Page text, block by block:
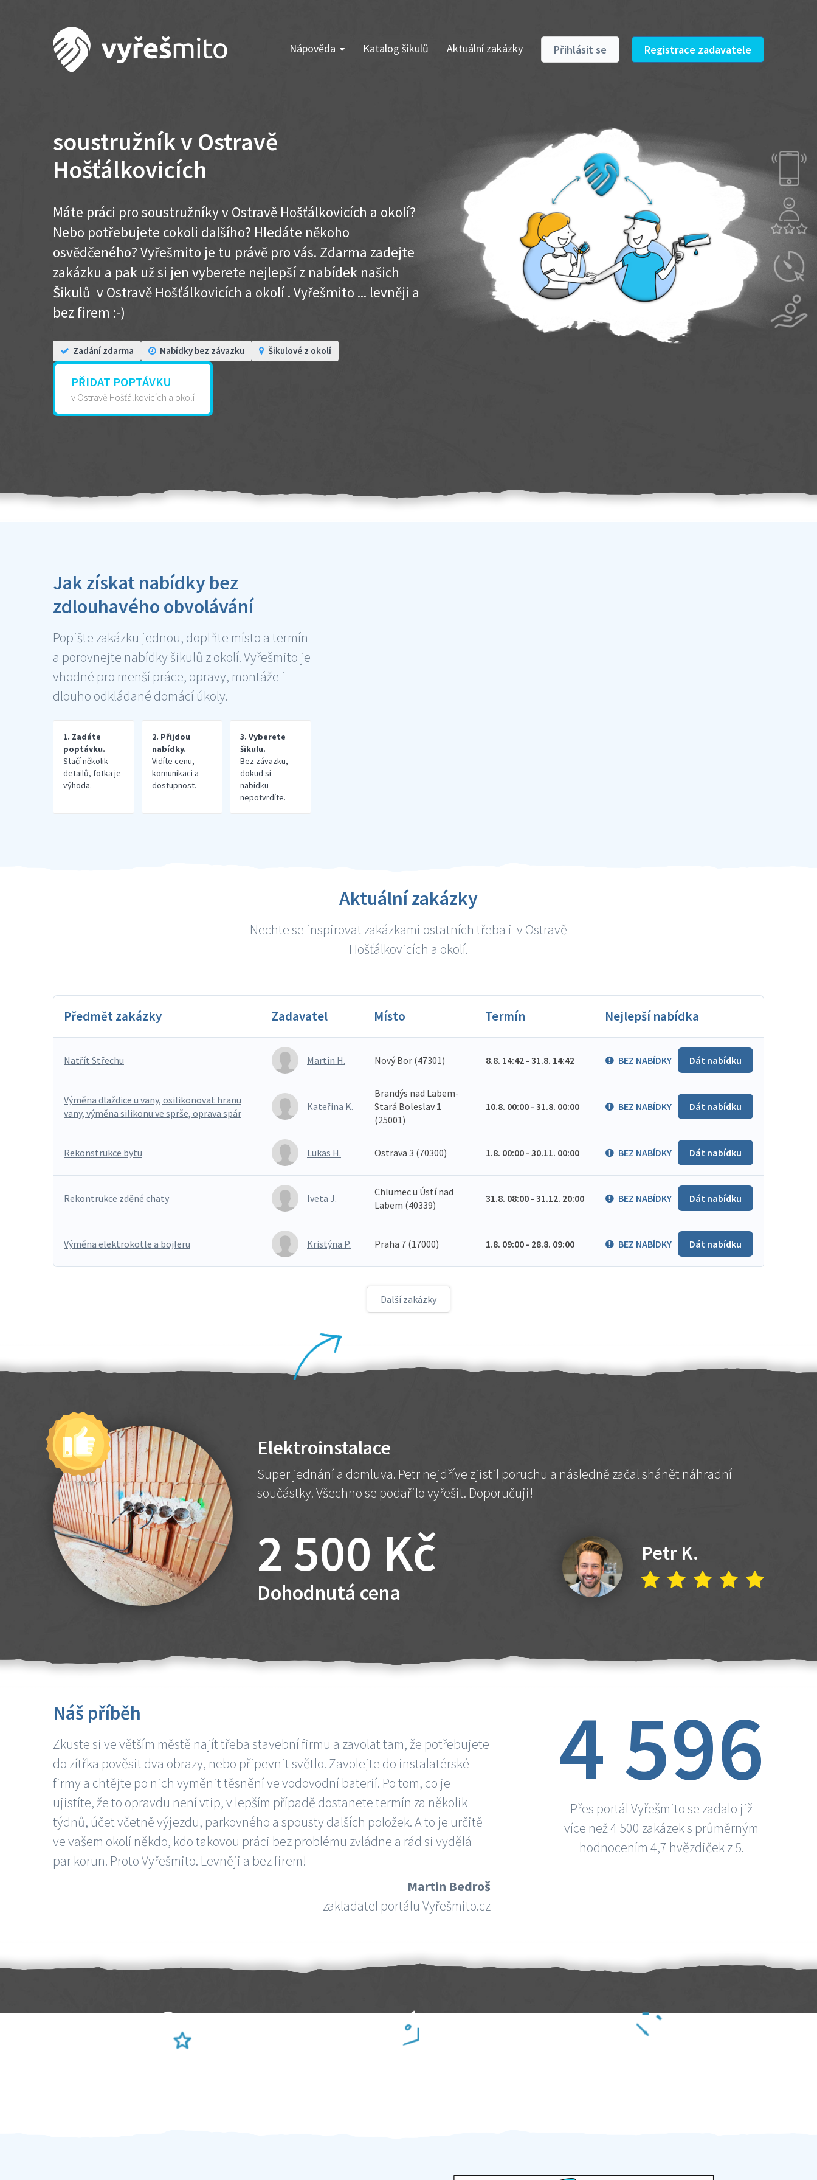
Nápověda Katalog šikulů Aktuální zakázky Přihlásit se Registrace zadavatele
soustružník v Ostravě
Hošťálkovicích
Máte práci pro soustružníky v Ostravě Hošťálkovicích a okolí?
Nebo potřebujete cokoli dalšího? Hledáte někoho
osvědčeného? Vyřešmito je tu právě pro vás. Zdarma zadejte
zakázku a pak už si jen vyberete nejlepší z nabídek našich
Šikulů v Ostravě Hošťálkovicích a okolí . Vyřešmito ... levněji a
bez firem :-)
Zadání zdarma Nabídky bez závazku Šikulové z okolí
PŘIDAT POPTÁVKU
v Ostravě Hošťálkovicích a okolí
Jak získat nabídky bez
zdlouhavého obvolávání
Popište zakázku jednou, doplňte místo a termín
a porovnejte nabídky šikulů z okolí. Vyřešmito je
vhodné pro menší práce, opravy, montáže i
dlouho odkládané domácí úkoly.
1. Zadáte
poptávku.
Stačí několik
detailů, fotka je
výhoda.
2. Přijdou
nabídky.
Vidíte cenu,
komunikaci a
dostupnost.
3. Vyberete
šikulu.
Bez závazku,
dokud si
nabídku
nepotvrdíte.
Aktuální zakázky
Nechte se inspirovat zakázkami ostatních třeba i v Ostravě
Hošťálkovicích a okolí.
Předmět zakázky Zadavatel Místo Termín Nejlepší nabídka
Natřít Střechu Martin H. Nový Bor (47301) 8.8. 14:42 - 31.8. 14:42 BEZ NABÍDKY Dát nabídku
Výměna dlaždice u vany, osilikonovat hranu
vany, výměna silikonu ve sprše, oprava spár
Kateřina K.
Brandýs nad Labem-
Stará Boleslav 1
(25001)
10.8. 00:00 - 31.8. 00:00 BEZ NABÍDKY Dát nabídku
Rekonstrukce bytu Lukas H. Ostrava 3 (70300) 1.8. 00:00 - 30.11. 00:00 BEZ NABÍDKY Dát nabídku
Rekontrukce zděné chaty Iveta J.
Chlumec u Ústí nad
Labem (40339)
31.8. 08:00 - 31.12. 20:00 BEZ NABÍDKY Dát nabídku
Výměna elektrokotle a bojleru Kristýna P. Praha 7 (17000) 1.8. 09:00 - 28.8. 09:00 BEZ NABÍDKY Dát nabídku
Další zakázky
Elektroinstalace
Super jednání a domluva. Petr nejdříve zjistil poruchu a následně začal shánět náhradní
součástky. Všechno se podařilo vyřešit. Doporučuji!
2 500 Kč
Dohodnutá cena
Petr K.
Náš příběh
Zkuste si ve větším městě najít třeba stavební firmu a zavolat tam, že potřebujete
do zítřka pověsit dva obrazy, nebo připevnit světlo. Zavolejte do instalatérské
firmy a chtějte po nich vyměnit těsnění ve vodovodní baterií. Po tom, co je
ujistíte, že to opravdu není vtip, v lepším případě dostanete termín za několik
týdnů, účet včetně výjezdu, parkovného a spousty dalších položek. A to je určitě
ve vašem okolí někdo, kdo takovou práci bez problému zvládne a rád si vydělá
par korun. Proto Vyřešmito. Levněji a bez firem!
Martin Bedroš
zakladatel portálu Vyřešmito.cz
4 596
Přes portál Vyřešmito se zadalo již
více než 4 500 zakázek s průměrným
hodnocením 4,7 hvězdiček z 5.